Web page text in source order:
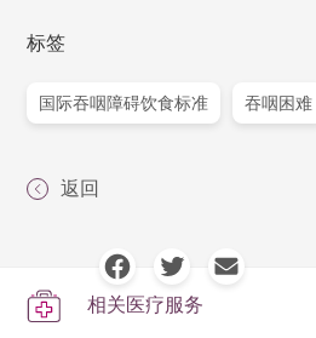
标签
国际吞咽障碍饮食标准 吞咽困难
返回
相关医疗服务